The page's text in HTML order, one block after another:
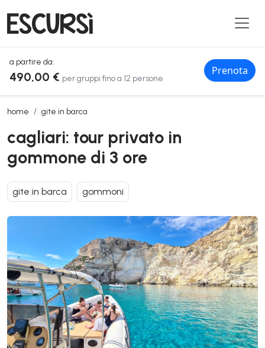
a partire da:
490,00 € per gruppi fino a 12 persone
Prenota
home gite in barca
cagliari: tour privato in gommone di 3 ore
cagliari: tour privato in
gommone di 3 ore
gite in barca gommoni